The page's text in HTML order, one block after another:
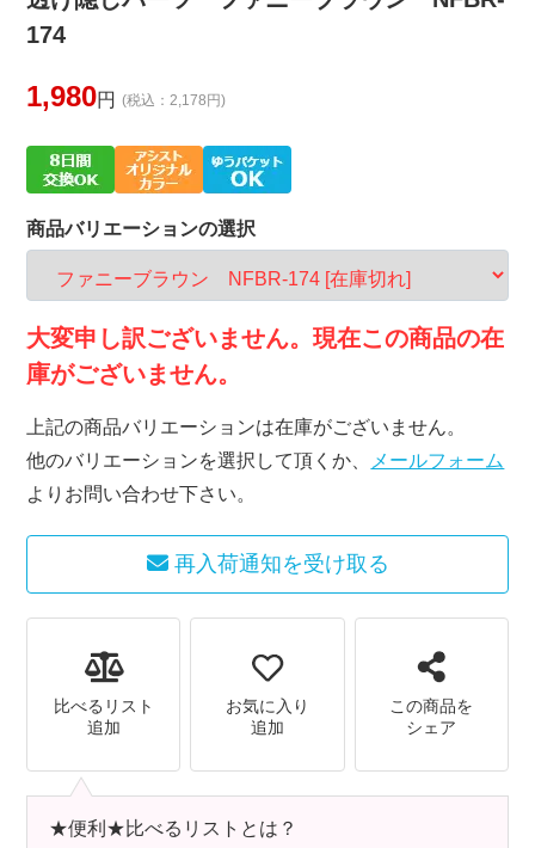
174
1,980円 (税込：2,178円)
商品バリエーションの選択
大変申し訳ございません。現在この商品の在
庫がございません。
上記の商品バリエーションは在庫がございません。
他のバリエーションを選択して頂くか、
メールフォーム
よりお問い合わせ下さい。
再入荷通知を受け取る
比べるリスト
追加
お気に入り
追加
この商品を
シェア
★便利★比べるリストとは？